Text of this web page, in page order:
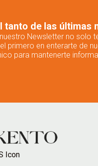
tanto de las
Newsletter no solo
primero en enterarte de
para mantenerte